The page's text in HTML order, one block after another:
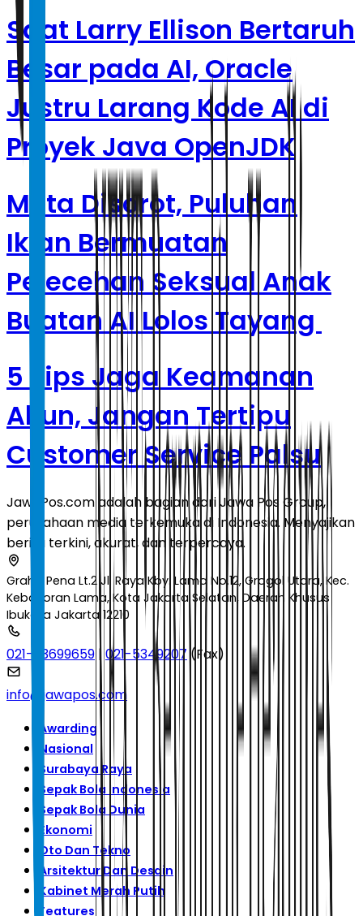
Saat Larry Ellison Bertaruh
Besar pada AI, Oracle
Justru Larang Kode AI di
Proyek Java OpenJDK
Meta Disorot, Puluhan
Iklan Bermuatan
Pelecehan Seksual Anak
Buatan AI Lolos Tayang
5 Tips Jaga Keamanan
Akun, Jangan Tertipu
Customer Service Palsu
JawaPos.com adalah bagian dari Jawa Pos Group,
perusahaan media terkemuka di Indonesia. Menyajikan
berita terkini, akurat, dan terpercaya.
Graha Pena Lt.2 Jl. Raya Kby. Lama No.12, Grogol Utara, Kec.
Kebayoran Lama, Kota Jakarta Selatan, Daerah Khusus
Ibukota Jakarta 12210
021-53699659 |021-5349207(Fax)
info@jawapos.com
Awarding
Nasional
Surabaya Raya
Sepak Bola Indonesia
Sepak Bola Dunia
Ekonomi
Oto Dan Tekno
Arsitektur Dan Desain
Kabinet Merah Putih
Features